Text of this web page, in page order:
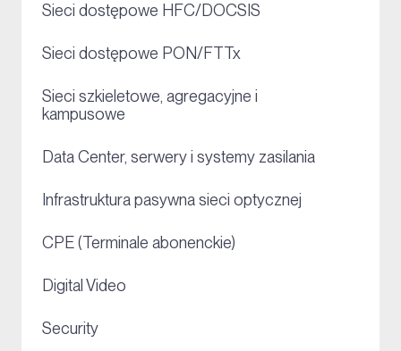
Sieci dostępowe HFC/DOCSIS
Sieci dostępowe PON/FTTx
Sieci szkieletowe, agregacyjne i
kampusowe
Data Center, serwery i systemy zasilania
Infrastruktura pasywna sieci optycznej
CPE (Terminale abonenckie)
Digital Video
Security